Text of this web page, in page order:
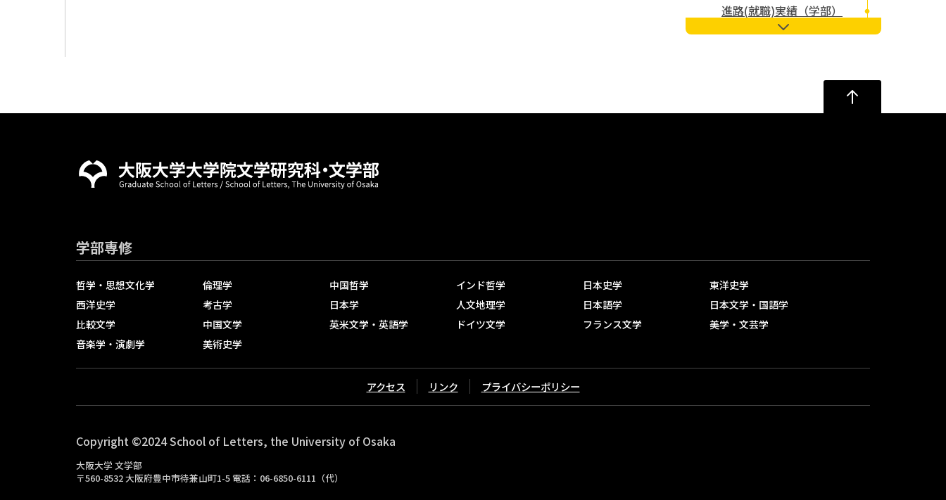
進路(就職)実績（学部）
進路(就職)実績（大学院 博士
文学部就職支援イベント
他研究機関の公募情報
学習・生活相談デスク
メールでの相談
学部専修
哲学・思想文化学 倫理学 中国哲学 インド哲学 日本史学
東洋史学
西洋史学
考古学 日本学 人文地理学 日本語学
日本文学・国語学
比較文学
中国文学 英米文学・英語学 ドイツ文学 フランス文学
美学・文芸学
音楽学・演劇学
美術史学
アクセス リンク プライバシーポリシー
Copyright ©2024 School of Letters, the University of Osaka
大阪大学 文学部
〒560-8532 大阪府豊中市待兼山町1-5 電話：06-6850-6111（代）